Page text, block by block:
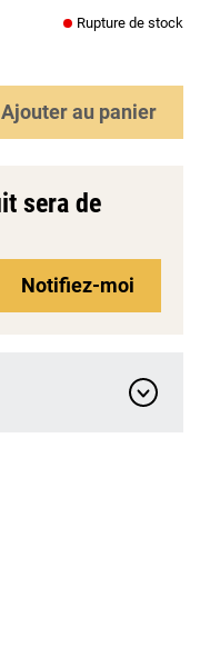
Rupture de stock
Ajouterau panier
sera de
Notifiez-moi